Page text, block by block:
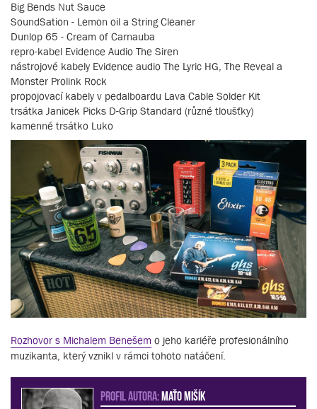
Big Bends Nut Sauce
SoundSation - Lemon oil a String Cleaner
Dunlop 65 - Cream of Carnauba
repro-kabel Evidence Audio The Siren
nástrojové kabely Evidence audio The Lyric HG, The Reveal a
Monster Prolink Rock
propojovací kabely v pedalboardu Lava Cable Solder Kit
trsátka Janicek Picks D-Grip Standard (různé tloušťky)
kamenné trsátko Luko
Rozhovor s Michalem Benešem o jeho kariéře profesionálního
muzikanta, který vznikl v rámci tohoto natáčení.
PROFIL AUTORA:Maťo Mišík